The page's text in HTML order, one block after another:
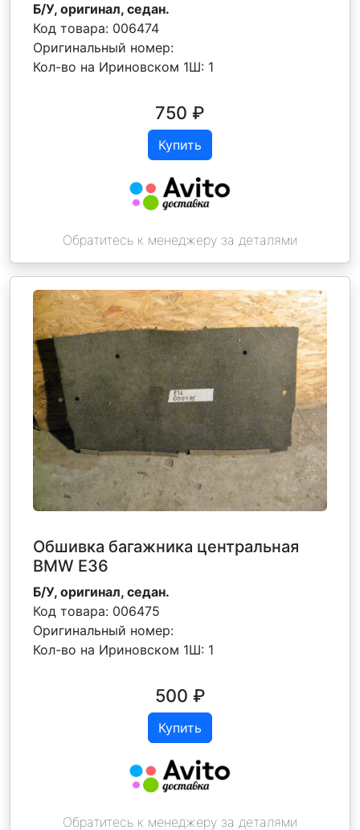
Б/У, оригинал, седан.
Код товара: 006474
Оригинальный номер:
Кол-во на Ириновском 1Ш: 1
750 ₽
Купить
Обратитесь к менеджеру за деталями
Обшивка багажника центральная
BMW E36
Б/У, оригинал, седан.
Код товара: 006475
Оригинальный номер:
Кол-во на Ириновском 1Ш: 1
500 ₽
Купить
Обратитесь к менеджеру за деталями